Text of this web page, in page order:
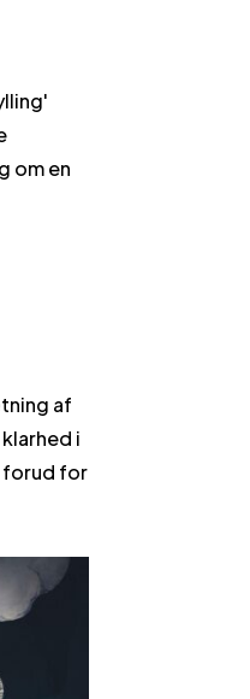
'
om en
af
i
forud for